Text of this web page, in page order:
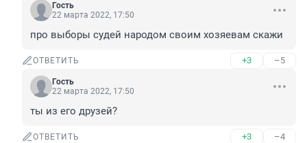
Гость
22 марта 2022, 17:50
про выборы судей народом своим хозяевам скажи
ОТВЕТИТЬ +3 –5
Гость
22 марта 2022, 17:50
ты из его друзей?
ОТВЕТИТЬ +3 –4